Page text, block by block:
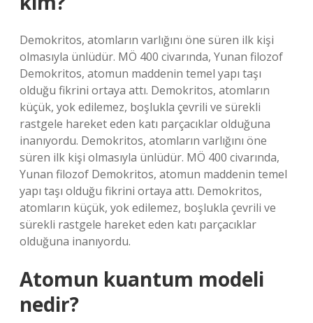
Demokritos, atomların varlığını öne süren ilk kişi
olmasıyla ünlüdür. MÖ 400 civarında, Yunan filozof
Demokritos, atomun maddenin temel yapı taşı
olduğu fikrini ortaya attı. Demokritos, atomların
küçük, yok edilemez, boşlukla çevrili ve sürekli
rastgele hareket eden katı parçacıklar olduğuna
inanıyordu. Demokritos, atomların varlığını öne
süren ilk kişi olmasıyla ünlüdür. MÖ 400 civarında,
Yunan filozof Demokritos, atomun maddenin temel
yapı taşı olduğu fikrini ortaya attı. Demokritos,
atomların küçük, yok edilemez, boşlukla çevrili ve
sürekli rastgele hareket eden katı parçacıklar
olduğuna inanıyordu.
Atomun kuantum modeli
nedir?